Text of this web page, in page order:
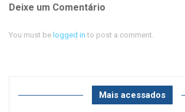
Deixe um Comentário
You must be logged in to post a comment.
Mais acessados